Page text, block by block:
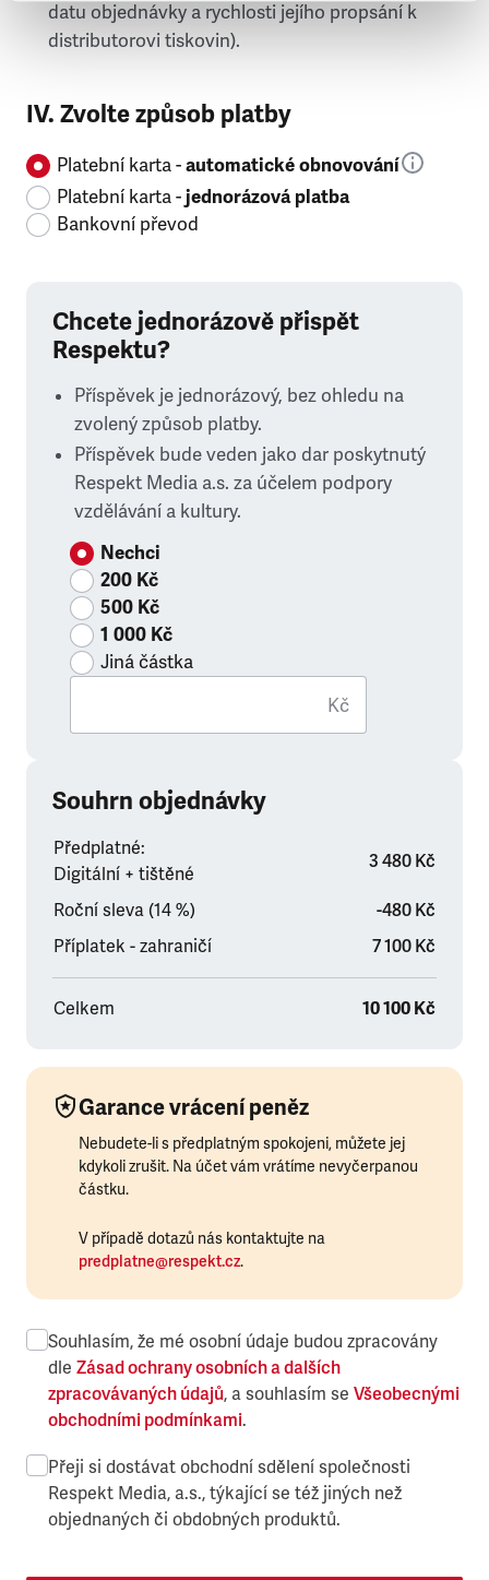
datu objednávky a rychlosti jejího propsání k
distributorovi tiskovin).
IV. Zvolte způsob platby
Platební karta -automatické obnovování
Platební karta -jednorázová platba
Bankovní převod
Chcete jednorázově přispět
Respektu?
Příspěvek je jednorázový, bez ohledu na
zvolený způsob platby.
Příspěvek bude veden jako dar poskytnutý
Respekt Media a.s. za účelem podpory
vzdělávání a kultury.
Nechci
200 Kč
500 Kč
1 000 Kč
Jiná částka
Kč
Souhrn objednávky
Předplatné:
Digitální + tištěné
3 480 Kč
Roční sleva (14 %)
-480 Kč
Příplatek - zahraničí
7 100 Kč
Celkem 10 100 Kč
Garance vrácení peněz
Nebudete-li s předplatným spokojeni, můžete jej
kdykoli zrušit. Na účet vám vrátíme nevyčerpanou
částku.
V případě dotazů nás kontaktujte na
predplatne@respekt.cz.
Souhlasím, že mé osobní údaje budou zpracovány
dle Zásad ochrany osobních a dalších
zpracovávaných údajů, a souhlasím se Všeobecnými
obchodními podmínkami.
Přeji si dostávat obchodní sdělení společnosti
Respekt Media, a.s., týkající se též jiných než
objednaných či obdobných produktů.